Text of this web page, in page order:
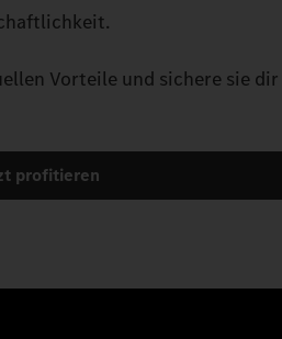
optionale Features wie den
des Straßenverlaufs: Predictive
ebenso wie auf der
Vorteile und sichere sie dir
profitieren